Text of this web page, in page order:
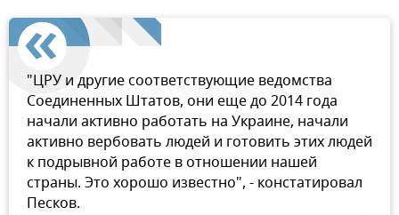
"ЦРУ и другие соответствующие ведомства
Соединенных Штатов, они еще до 2014 года
начали активно работать на Украине, начали
активно вербовать людей и готовить этих людей
к подрывной работе в отношении нашей
страны. Это хорошо известно", - констатировал
Песков.